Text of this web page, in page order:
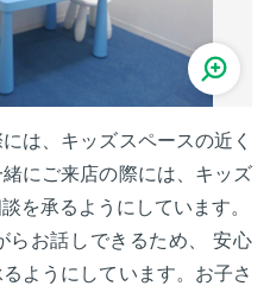
は、キッズスペースの近く
にご来店の際には、キッズ
を承るようにしています。
らお話しできるため、 安心
ようにしています。お子さ